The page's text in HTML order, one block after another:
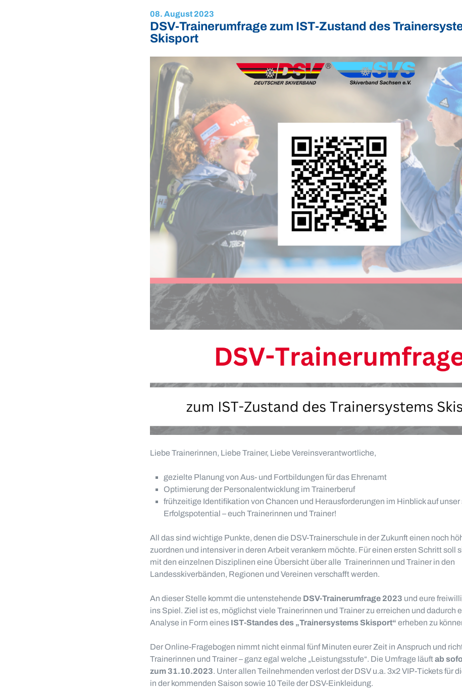
08. August 2023
DSV-Trainerumfrage zum IST-Zustand des
Skisport
Liebe Trainerinnen, Liebe Trainer, Liebe Vereinsverantwortliche,
gezielte Planung von Aus- und Fortbildungen für das Ehrenamt
Optimierung der Personalentwicklung im Trainerberuf
frühzeitige Identifikation von Chancen und Herausforderungen im Hinblick auf
Erfolgspotential – euch Trainerinnen und Trainer!
All das sind wichtige Punkte, denen die DSV-Trainerschule in der Zukunft einen noch
zuordnen und intensiver in deren Arbeit verankern möchte. Für einen ersten Schritt soll
mit den einzelnen Disziplinen eine Übersicht über alle Trainerinnen und Trainer in den
Landesskiverbänden, Regionen und Vereinen verschafft werden.
An dieser Stelle kommt die untenstehende DSV-Trainerumfrage 2023 und eure
ins Spiel. Ziel ist es, möglichst viele Trainerinnen und Trainer zu erreichen und dadurch
Analyse in Form einesIST-Standes des „Trainersystems Skisport“ erheben zu
Der Online-Fragebogen nimmt nicht einmal fünf Minuten eurer Zeit in Anspruch und
Trainerinnen und Trainer – ganz egal welche „Leistungsstufe“. Die Umfrage läuftab
zum 31.10.2023. Unter allen Teilnehmenden verlost der DSV u.a. 3x2 VIP-Tickets für
in der kommenden Saison sowie 10 Teile der DSV-Einkleidung.